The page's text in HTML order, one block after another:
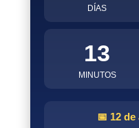
DÍAS
13
MINUTOS
📅 12